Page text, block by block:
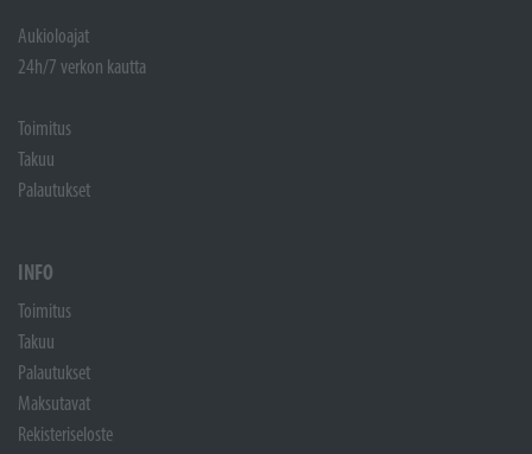
Aukioloajat
24h/7 verkon kautta
Toimitus
Takuu
Palautukset
INFO
Toimitus
Takuu
Palautukset
Maksutavat
Rekisteriseloste